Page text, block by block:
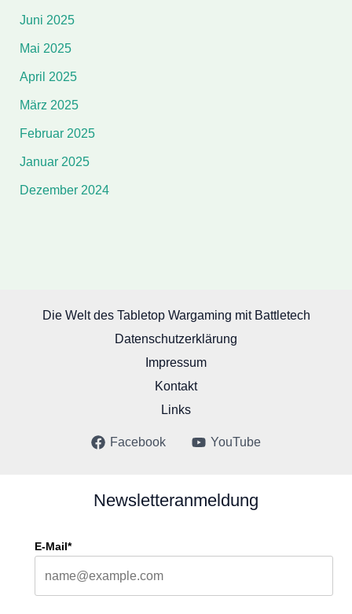
Juni 2025
Mai 2025
April 2025
März 2025
Februar 2025
Januar 2025
Dezember 2024
Die Welt des Tabletop Wargaming mit Battletech
Datenschutzerklärung
Impressum
Kontakt
Links
Facebook YouTube
Newsletteranmeldung
E-Mail*